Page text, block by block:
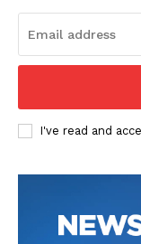
I've read and